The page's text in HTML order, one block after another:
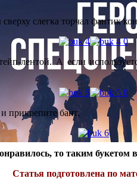
слегка торчал фантик
лентой. А если
прикрепите бант.
то таким букетом
Статья подготовлена по